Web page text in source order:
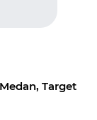
Target